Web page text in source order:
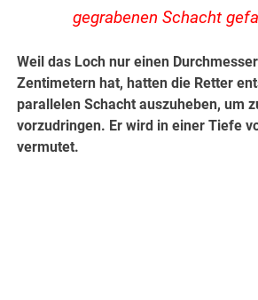
gegrabenen Schacht
Weil das Loch nur einen
Zentimetern hat, hatten die Retter
parallelen Schacht auszuheben, um
vorzudringen. Er wird in einer Tiefe
vermutet.